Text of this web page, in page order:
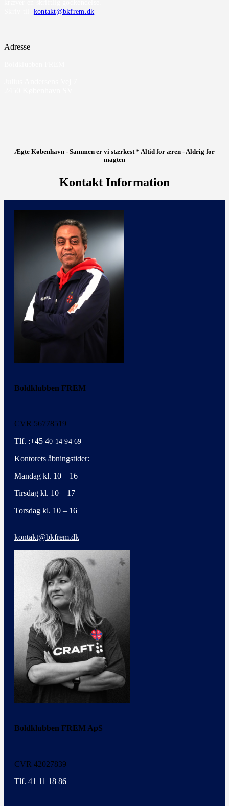
kontakt@bkfrem.dk
Adresse
Ægte København - Sammen er vi stærkest * Altid for æren - Aldrig for
magten
Kontakt Information
Boldklubben FREM
CVR 56778519
Tlf. :+45 40 14 94 69
Kontorets åbningstider:
Mandag kl. 10 – 16
Tirsdag kl. 10 – 17
Torsdag kl. 10 – 16
kontakt@bkfrem.dk
Boldklubben FREM ApS
CVR 42027839
Tlf. 41 11 18 86